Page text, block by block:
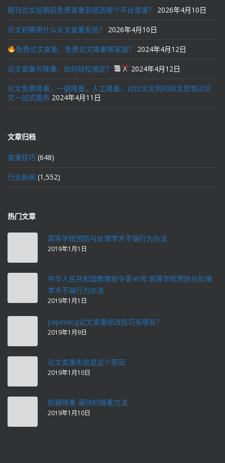
期刊论文投稿前免费查重到底选哪个平台靠谱？ 2026年4月10日
论文初稿用什么论文查重系统？ 2026年4月10日
免费论文查重、免费论文降重哪家强？ 2024年4月12日
论文查重与降重，如何轻松搞定？ 2024年4月12日
论文免费降重，一键降重，人工降重，对比论文狗的和文思慧达论
文一站式服务 2024年4月11日
文章归档
查重技巧 (648)
行业新闻 (1,552)
热门文章
高等学校预防与处理学术不端行为办法
2019年1月1日
中华人民共和国教育部令第40号:高等学校预防与处理
学术不端行为办法
2019年1月1日
paperdog论文查重修改技巧有哪些？
2019年1月9日
论文查重失败是这个原因
2019年1月10日
机器降重-最快的降重方法
2019年1月10日